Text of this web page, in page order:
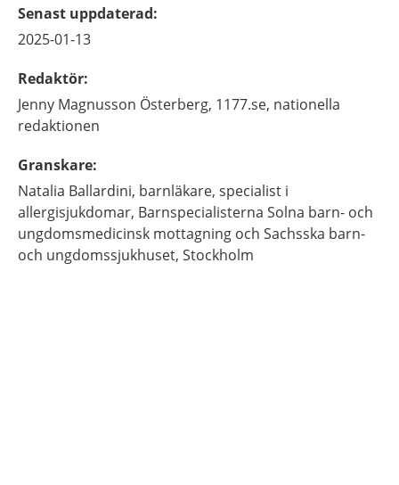
Senast uppdaterad:
2025-01-13
Redaktör:
Jenny Magnusson Österberg, 1177.se, nationella
redaktionen
Granskare:
Natalia Ballardini, barnläkare, specialist i
allergisjukdomar, Barnspecialisterna Solna barn- och
ungdomsmedicinsk mottagning och Sachsska barn-
och ungdomssjukhuset, Stockholm